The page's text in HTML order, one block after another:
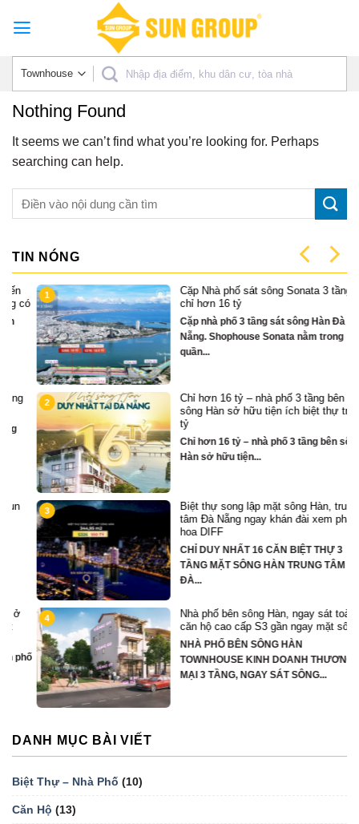
Nothing Found
It seems we can’t find what you’re looking for. Perhaps
searching can help.
TIN NÓNG
Cặp Nhà phố sát sông Sonata 3 tầng
chỉ hơn 16 tỷ
Cặp nhà phố 3 tầng sát sông Hàn Đà
Nẵng. Shophouse Sonata nằm trong
quần...
2
Chỉ hơn 16 tỷ – nhà phố 3 tầng bên
sông Hàn sở hữu tiện ích biệt thự trăm
tỷ
Chỉ hơn 16 tỷ – nhà phố 3 tầng bên sông
Hàn sở hữu tiện...
Biệt thự song lập mặt sông Hàn, trung
tâm Đà Nẵng ngay khán đài xem pháo
hoa DIFF
CHỈ DUY NHẤT 16 CĂN BIỆT THỰ 3
TẦNG MẶT SÔNG HÀN TRUNG TÂM
ĐÀ...
Nhà phố bên sông Hàn, ngay sát toà
căn hộ cao cấp S3 gần ngay mặt sông
NHÀ PHỐ BÊN SÔNG HÀN
TOWNHOUSE KINH DOANH THƯƠNG
MẠI 3 TẦNG, NGAY SÁT SÔNG...
DANH MỤC BÀI VIẾT
Biệt Thự – Nhà Phố (10)
Căn Hộ (13)